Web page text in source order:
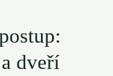
dveří